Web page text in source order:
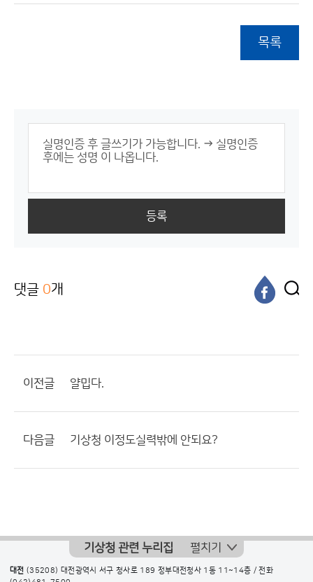
목록
등록
댓글 0개
이전글 얄밉다.
다음글 기상청 이정도실력밖에 안되요?
기상청 관련 누리집 펼치기
대전 (35208) 대전광역시 서구 청사로 189 정부대전청사 1동 11~14층 / 전화